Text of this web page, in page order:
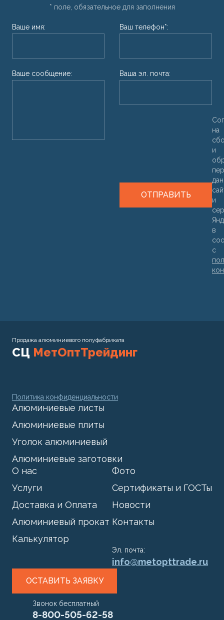
* поле, обязательное для заполнения
Ваше имя:
Ваше сообщение:
Ваш телефон*:
Ваша эл. почта:
ОТПРАВИТЬ
на
и
и
в
с
Продажа алюминиевого полуфабриката
СЦ МетОптТрейдинг
Политика конфиденциальности
Алюминиевые листы
Алюминиевые плиты
Уголок алюминиевый
Алюминиевые заготовки
О нас
Услуги
Доставка и Оплата
Алюминиевый прокат
Калькулятор
Фото
Сертификаты и ГОСТы
Новости
Контакты
Эл. почта:
info@metopttrade.ru
ОСТАВИТЬ ЗАЯВКУ
Звонок бесплатный
8-800-505-62-58